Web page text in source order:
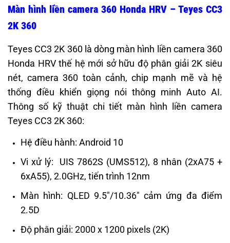
Màn hình liền camera 360 Honda HRV – Teyes CC3
2K 360
Teyes CC3 2K 360 là dòng màn hình liền camera 360
Honda HRV thế hệ mới sở hữu độ phân giải 2K siêu
nét, camera 360 toàn cảnh, chip mạnh mẽ và hệ
thống điều khiển giọng nói thông minh Auto AI.
Thông số kỹ thuật chi tiết màn hình liền camera
Teyes CC3 2K 360:
Hệ điều hành: Android 10
Vi xử lý: UIS 7862S (UMS512), 8 nhân (2xA75 +
6xA55), 2.0GHz, tiến trình 12nm
Màn hình: QLED 9.5″/10.36″ cảm ứng đa điểm
2.5D
Độ phân giải: 2000 x 1200 pixels (2K)